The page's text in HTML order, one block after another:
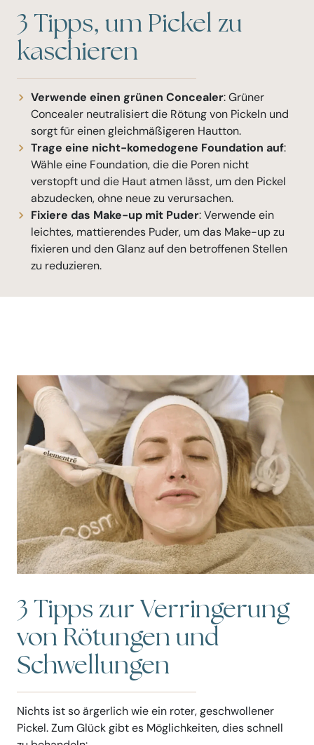
3 Tipps, um Pickel zu
kaschieren
Verwende einen grünen Concealer: Grüner
Concealer neutralisiert die Rötung von Pickeln und
sorgt für einen gleichmäßigeren Hautton.
Trage eine nicht-komedogene Foundation auf:
Wähle eine Foundation, die die Poren nicht
verstopft und die Haut atmen lässt, um den Pickel
abzudecken, ohne neue zu verursachen.
Fixiere das Make-up mit Puder: Verwende ein
leichtes, mattierendes Puder, um das Make-up zu
fixieren und den Glanz auf den betroffenen Stellen
zu reduzieren.
3 Tipps zur Verringerung
von Rötungen und
Schwellungen
Nichts ist so ärgerlich wie ein roter, geschwollener
Pickel. Zum Glück gibt es Möglichkeiten, dies schnell